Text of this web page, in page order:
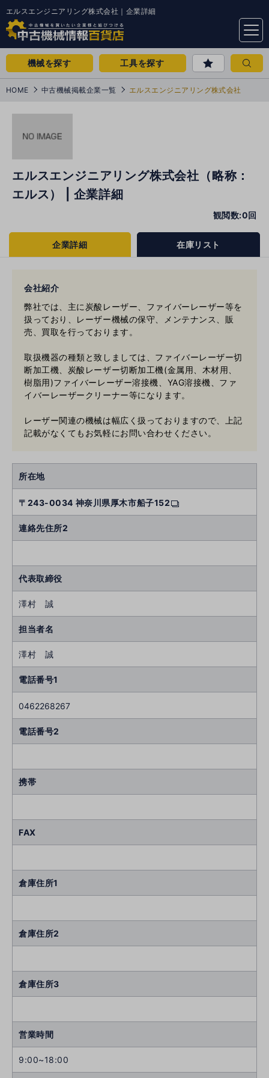
エルスエンジニアリング株式会社｜企業詳細
menu
機械を探す 工具を探す
HOME 中古機械掲載企業一覧 エルスエンジニアリング株式会社
エルスエンジニアリング株式会社（略称：
エルス） | 企業詳細
観閲数:0回
企業詳細 在庫リスト
会社紹介
弊社では、主に炭酸レーザー、ファイバーレーザー等を
扱っており、レーザー機械の保守、メンテナンス、販
売、買取を行っております。
取扱機器の種類と致しましては、ファイバーレーザー切
断加工機、炭酸レーザー切断加工機(金属用、木材用、
樹脂用)ファイバーレーザー溶接機、YAG溶接機、ファ
イバーレーザークリーナー等になります。
レーザー関連の機械は幅広く扱っておりますので、上記
記載がなくてもお気軽にお問い合わせください。
所在地
〒243-0034 神奈川県厚木市船子152
連絡先住所2
代表取締役
澤村 誠
担当者名
澤村 誠
電話番号1
0462268267
電話番号2
携帯
FAX
倉庫住所1
倉庫住所2
倉庫住所3
営業時間
9:00~18:00